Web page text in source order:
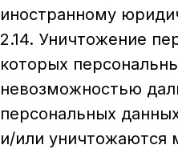
иностранному
2.14. Уничтожение
которых
невозможностью
персональных
и/или уничтожаются